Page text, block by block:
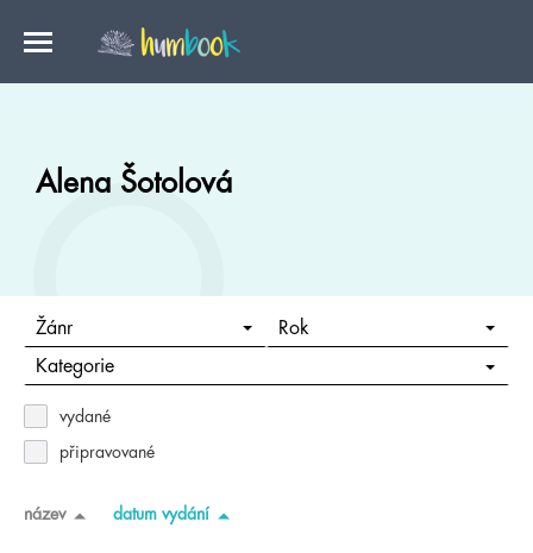
Alena Šotolová
Žánr Rok
Kategorie
vydané
připravované
název datum vydání